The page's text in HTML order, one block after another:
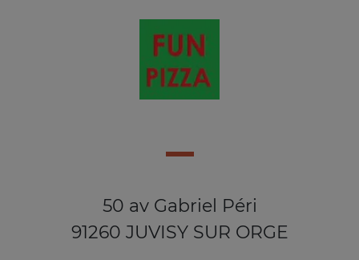
50 av Gabriel Péri
91260 JUVISY SUR ORGE